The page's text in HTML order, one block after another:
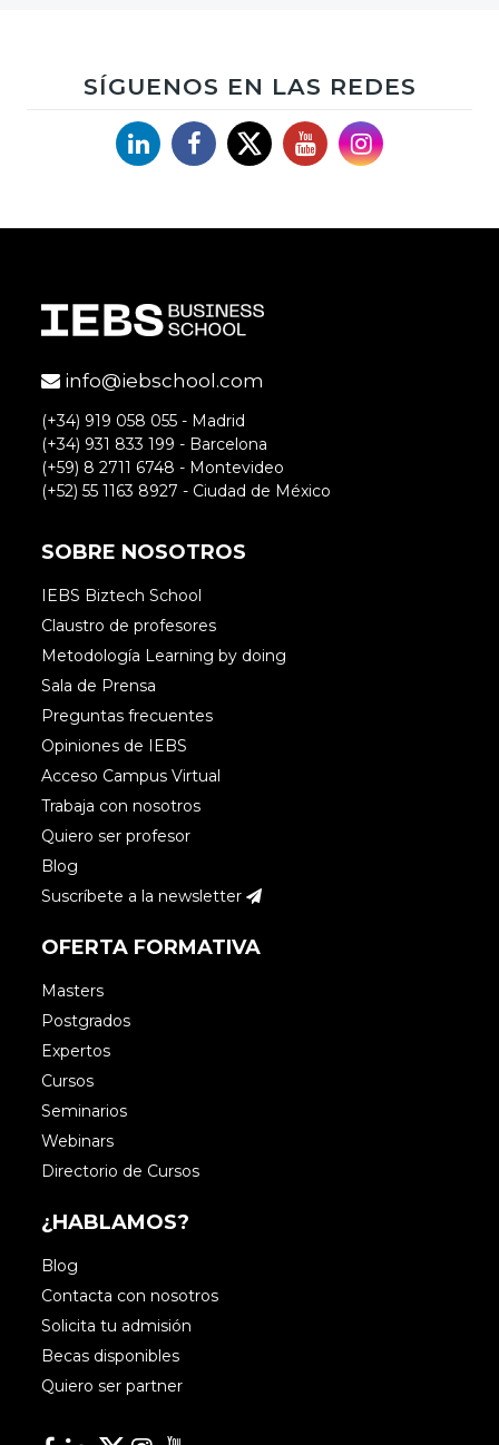
SÍGUENOS EN LAS REDES
LinkedinFacebook
X YouTubeInstagram
info@iebschool.com
(+34) 919 058 055 - Madrid
(+34) 931 833 199 - Barcelona
(+59) 8 2711 6748 - Montevideo
(+52) 55 1163 8927 - Ciudad de México
SOBRE NOSOTROS
IEBS Biztech School
Claustro de profesores
Metodología Learning by doing
Sala de Prensa
Preguntas frecuentes
Opiniones de IEBS
Acceso Campus Virtual
Trabaja con nosotros
Quiero ser profesor
Blog
Suscríbete a la newsletter
OFERTA FORMATIVA
Masters
Postgrados
Expertos
Cursos
Seminarios
Webinars
Directorio de Cursos
¿HABLAMOS?
Blog
Contacta con nosotros
Solicita tu admisión
Becas disponibles
Quiero ser partner